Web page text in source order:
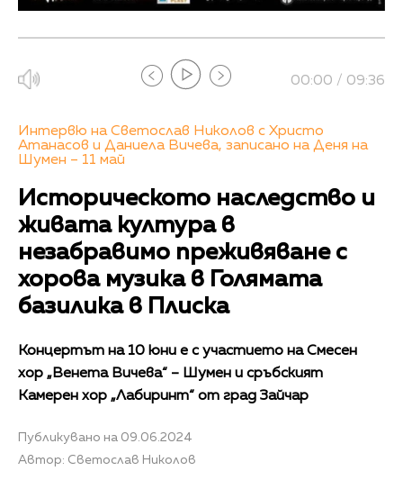
00:00 / 09:36
Интервю на Светослав Николов с Христо
Атанасов и Даниела Вичева, записано на Деня на
Шумен – 11 май
Историческото наследство и
живата култура в
незабравимо преживяване с
хорова музика в Голямата
базилика в Плиска
Концертът на 10 юни е с участието на Смесен
хор „Венета Вичева“ – Шумен и сръбският
Камерен хор „Лабиринт“ от град Зайчар
Публикувано на 09.06.2024
Автор: Светослав Николов